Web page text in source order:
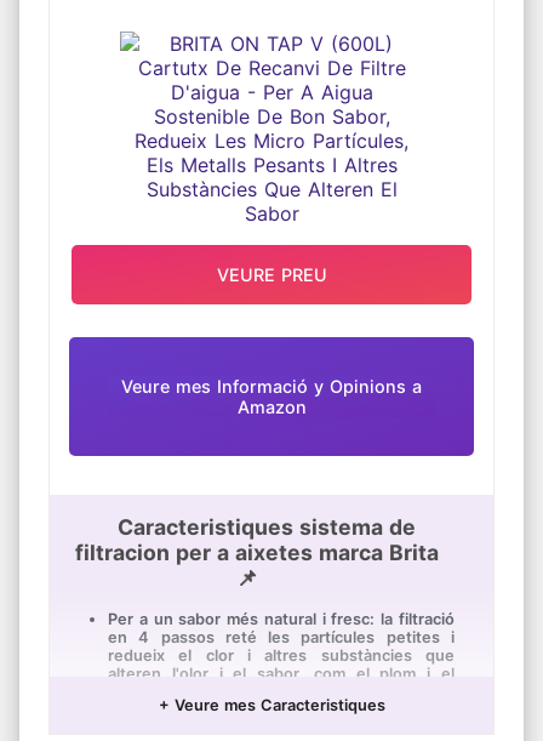
vermell) t'indica quan cal canviar el filtre
Dimensions mypure P1: 27 cm d'alt | 10 cm
de diàmetre. Dimensionis aixeta mypure: Alt
28,5cm | Llarg 17,5cm | Profund (tub) 1,3cm |
Profund(eix) 3cm
SABOR, REDUEIX LES MICRO
PARTÍCULES, ELS METALLS
PESANTS I ALTRES SUBSTÀNCIES
QUE ALTEREN EL SABOR
Veure mes Informació y Opinions a
Amazon
Caracteristiques sistema de
filtracion per a aixetes marca Brita
📌
Per a un sabor més natural i fresc: la filtració
en 4 passos reté les partícules petites i
redueix el clor i altres substàncies que
alteren l'olor i el sabor, com el plom i el
Fàcil canvi del filtre: només ha de
VEURE PREU
+ Veure mes Caracteristiques